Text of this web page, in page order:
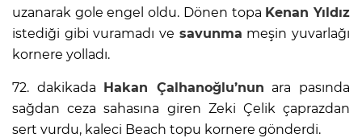
uzanarak gole engel oldu. Dönen topa Kenan Yıldız
istediği gibi vuramadı ve savunma meşin yuvarlağı
kornere yolladı.
72. dakikada Hakan Çalhanoğlu’nun ara pasında
sağdan ceza sahasına giren Zeki Çelik çaprazdan
sert vurdu, kaleci Beach topu kornere gönderdi.